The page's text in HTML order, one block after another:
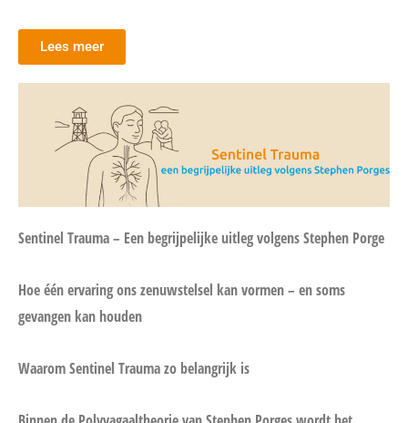
Lees meer
Sentinel Trauma – Een begrijpelijke uitleg volgens Stephen Porge
Hoe één ervaring ons zenuwstelsel kan vormen – en soms
gevangen kan houden
Waarom Sentinel Trauma zo belangrijk is